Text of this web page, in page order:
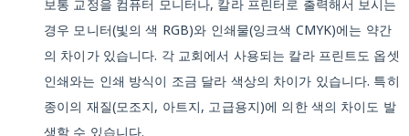
보통 교정을 컴퓨터 모니터나, 칼라 프린터로 출력해서 보시는
경우 모니터(빛의 색 RGB)와 인쇄물(잉크색 CMYK)에는 약간
의 차이가 있습니다. 각 교회에서 사용되는 칼라 프린트도 옵셋
인쇄와는 인쇄 방식이 조금 달라 색상의 차이가 있습니다. 특히
종이의 재질(모조지, 아트지, 고급용지)에 의한 색의 차이도 발
생할 수 있습니다.